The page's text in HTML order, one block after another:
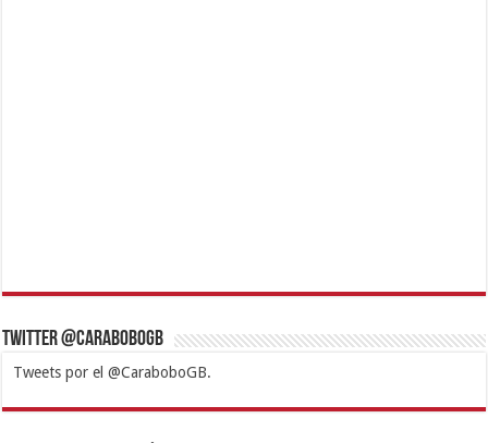
Twitter @CaraboboGB
Tweets por el @CaraboboGB.
1xbetBetturkeyBetistKralbetSupertotobetTipobetMatadorbetMariobet
https://mvbcasino.com/